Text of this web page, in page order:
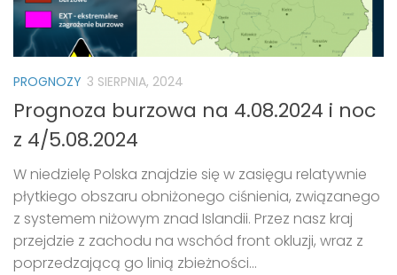
PROGNOZY 3 SIERPNIA, 2024
Prognoza burzowa na 4.08.2024 i noc
z 4/5.08.2024
W niedzielę Polska znajdzie się w zasięgu relatywnie
płytkiego obszaru obniżonego ciśnienia, związanego
z systemem niżowym znad Islandii. Przez nasz kraj
przejdzie z zachodu na wschód front okluzji, wraz z
poprzedzającą go linią zbieżności...